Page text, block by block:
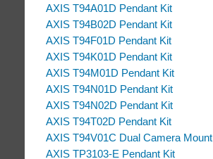
AXIS T94A01D Pendant Kit
AXIS T94B02D Pendant Kit
AXIS T94F01D Pendant Kit
AXIS T94K01D Pendant Kit
AXIS T94M01D Pendant Kit
AXIS T94N01D Pendant Kit
AXIS T94N02D Pendant Kit
AXIS T94T02D Pendant Kit
AXIS T94V01C Dual Camera Mount
AXIS TP3103-E Pendant Kit